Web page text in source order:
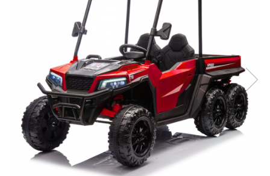
Masinute electrice tip SUV
Piese & Accesorii
Jucarii RC cu telecomanda